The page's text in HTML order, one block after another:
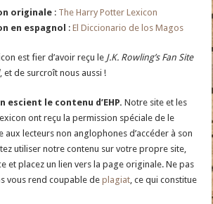
originale : The Harry Potter Lexicon
en espagnol :El Diccionario de los Magos
est fier d’avoir reçu le J.K. Rowling’s Fan Site
, et de surcroît nous aussi !
escient le contenu d’EHP. Notre site et les
ont reçu la permission spéciale de le
lecteurs non anglophones d’accéder à son
utiliser notre contenu sur votre propre site,
et placez un lien vers la page originale. Ne pas
vous rend coupable deplagiat, ce qui constitue